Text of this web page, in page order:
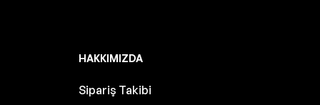
HAKKIMIZDA
Sipariş Takibi